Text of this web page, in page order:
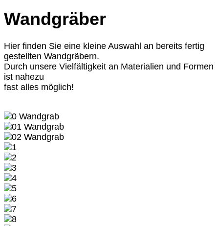
Wandgräber
Hier finden Sie eine kleine Auswahl an bereits fertig
gestellten Wandgräbern.
Durch unsere Vielfältigkeit an Materialien und Formen
ist nahezu
fast alles möglich!